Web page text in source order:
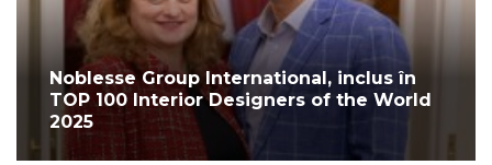
Noblesse Group International, inclus în
TOP 100 Interior Designers of the World
2025